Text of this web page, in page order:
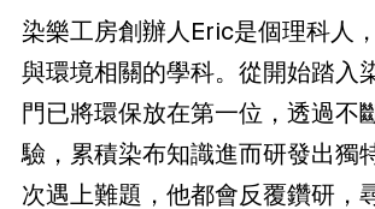
染樂工房創辦人Eric是個理科人
與環境相關的學科。從開始踏入
門已將環保放在第一位，透過不
驗，累積染布知識進而研發出獨
次遇上難題，他都會反覆鑽研，